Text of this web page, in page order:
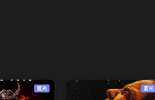
蓝光 蓝光